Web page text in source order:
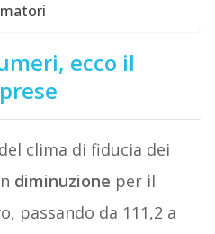
ecco il
clima di fiducia dei
diminuzione per il
passando da 111,2 a